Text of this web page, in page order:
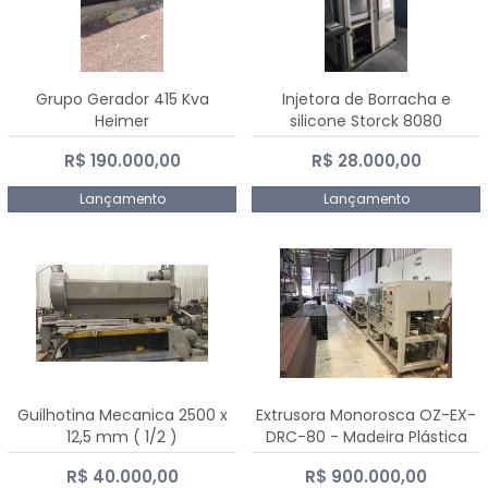
Grupo Gerador 415 Kva
Heimer
R$ 190.000,00
Lançamento
Injetora de Borracha e
silicone Storck 8080
R$ 28.000,00
Lançamento
Guilhotina Mecanica 2500 x
12,5 mm ( 1/2 )
R$ 40.000,00
Extrusora Monorosca OZ-EX-
DRC-80 - Madeira Plástica
R$ 900.000,00